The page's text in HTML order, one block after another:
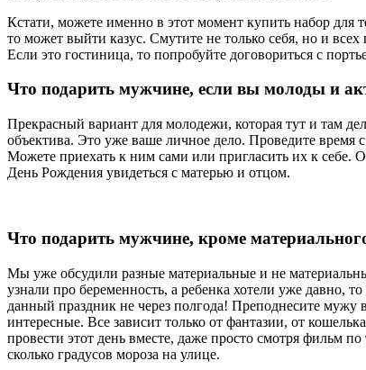
Кстати, можете именно в этот момент купить набор для
то может выйти казус. Смутите не только себя, но и
Если это гостиница, то попробуйте договориться с
Что подарить мужчине, если вы молоды и
Прекрасный вариант для молодежи, которая тут и там
объектива. Это уже ваше личное дело. Проведите время
Можете приехать к ним сами или пригласить их к себе.
День Рождения увидеться с матерью и отцом.
Что подарить мужчине, кроме
Мы уже обсудили разные материальные и не
узнали про беременность, а ребенка хотели уже давно,
данный праздник не через полгода! Преподнесите мужу
интересные. Все зависит только от фантазии, от
провести этот день вместе, даже просто смотря
сколько градусов мороза на улице.